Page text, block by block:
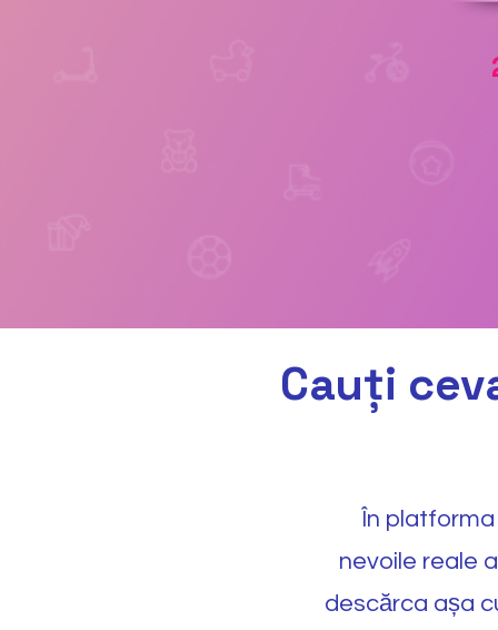
Cauți
În platforma
nevoile reale
descărca așa